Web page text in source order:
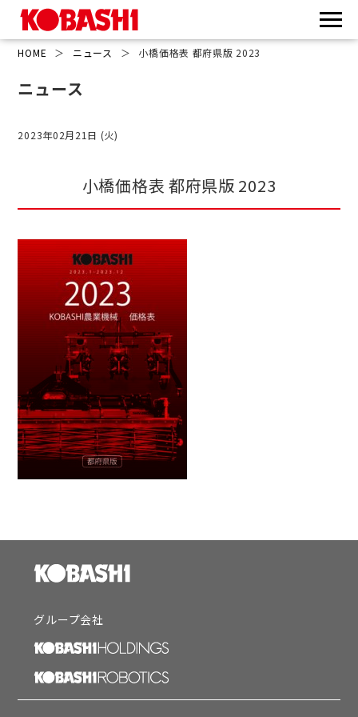
HOME ＞ ニュース ＞ 小橋価格表 都府県版 2023
ニュース
2023年02月21日 (火)
小橋価格表 都府県版 2023
グループ会社